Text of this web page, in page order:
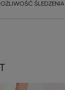
ŚLEDZENIA